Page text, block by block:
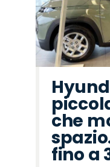
che
fino a